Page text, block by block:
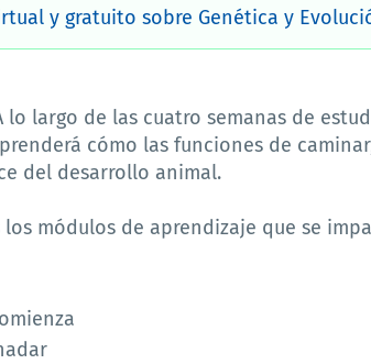
y gratuito sobre Genética y
lo largo de las cuatro semanas de
cómo las funciones de
del desarrollo animal.
módulos de aprendizaje que se